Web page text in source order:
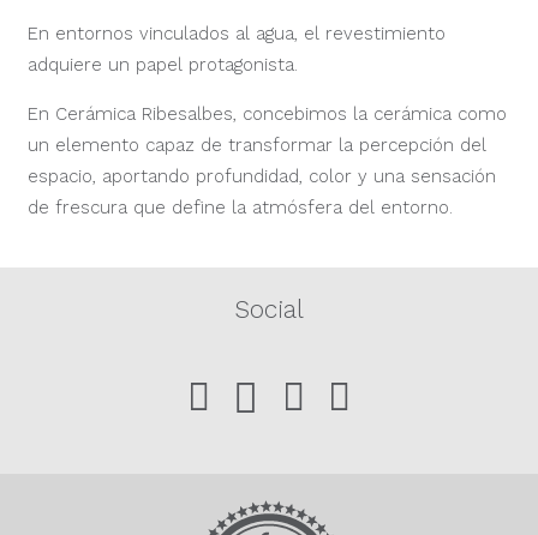
En entornos vinculados al agua, el revestimiento
adquiere un papel protagonista.
En Cerámica Ribesalbes, concebimos la cerámica como
un elemento capaz de transformar la percepción del
espacio, aportando profundidad, color y una sensación
de frescura que define la atmósfera del entorno.
Social